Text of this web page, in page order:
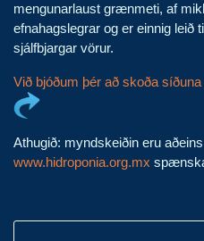
mengunarlaust grænmeti, af
efnahagslegrar og er einnig leið
sjálfbjargar vörur.
Við bjóðum þér að skoða síðuna
Athugið: myndskeiðin eru
www.hidroponia.org.mx